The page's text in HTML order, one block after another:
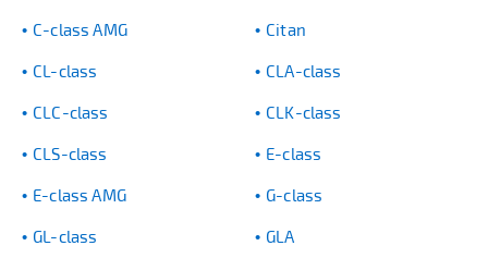
C-class AMG Citan
CL-class CLA-class
CLC-class CLK-class
CLS-class E-class
E-class AMG G-class
GL-class GLA